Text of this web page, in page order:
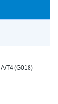
T4 (G018)